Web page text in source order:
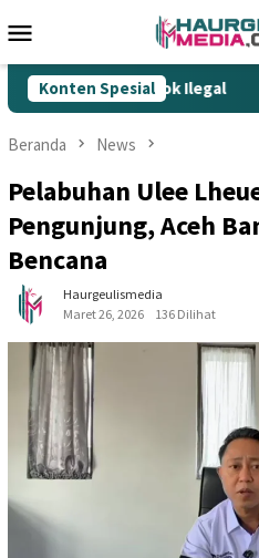
ke
Mobile
Konten Spesial
Gempur Rokok Ilegal
Beranda News
Pelabuhan Ulee
Pengunjung, Aceh
Bencana
Haurgeulismedia
Maret 26, 2026
136 Dilihat